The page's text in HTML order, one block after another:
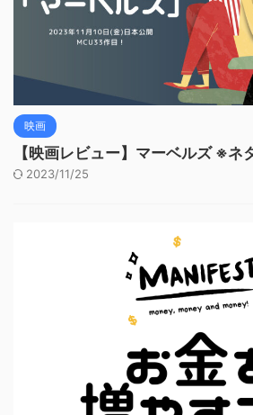
映画
【映画レビュー】マーベルズ ※ネ
2023/11/25